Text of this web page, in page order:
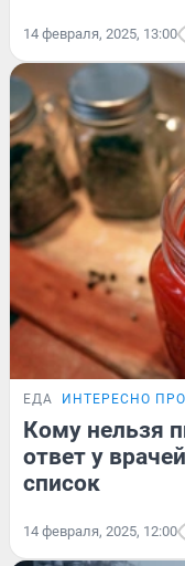
14 февраля, 2025, 13:00
ЕДА ИНТЕРЕСНО
Кому нельзя
ответ у
список
14 февраля, 2025, 12:00